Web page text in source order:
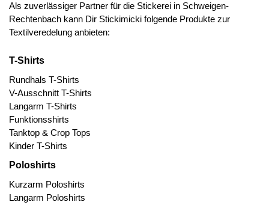
Als zuverlässiger Partner für die Stickerei in Schweigen-
Rechtenbach kann Dir Stickimicki folgende Produkte zur
Textilveredelung anbieten:
T-Shirts
Rundhals T-Shirts
V-Ausschnitt T-Shirts
Langarm T-Shirts
Funktionsshirts
Tanktop & Crop Tops
Kinder T-Shirts
Poloshirts
Kurzarm Poloshirts
Langarm Poloshirts